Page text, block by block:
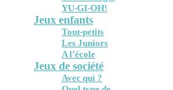
YU-GI-OH!
Jeux enfants
Tout-petits
Les Juniors
A l’école
Jeux de société
Avec qui ?